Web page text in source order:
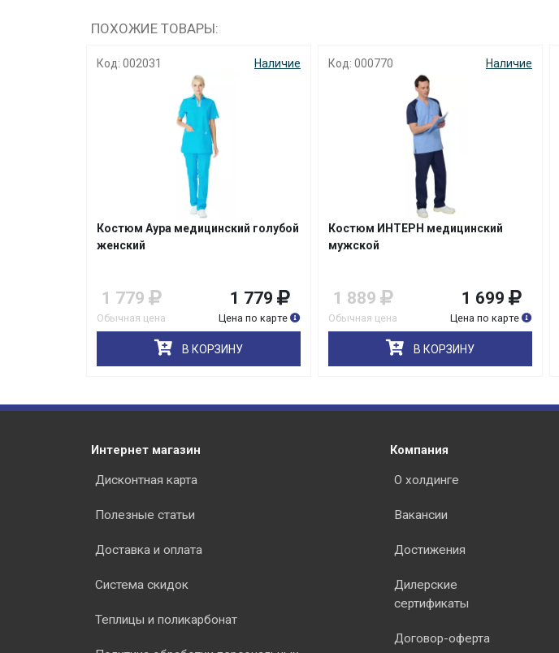
ПОХОЖИЕ ТОВАРЫ:
Код: 002031 Наличие
Костюм Аура медицинский голубой
женский
1 779
Обычная цена
1 779
Цена по карте
В КОРЗИНУ
Код: 000770 Наличие
Костюм ИНТЕРН медицинский
мужской
1 889
Обычная цена
1 699
Цена по карте
В КОРЗИНУ
Интернет магазин
Дисконтная карта
Полезные статьи
Доставка и оплата
Система скидок
Теплицы и поликарбонат
Компания
О холдинге
Вакансии
Достижения
Дилерские
сертификаты
Договор-оферта